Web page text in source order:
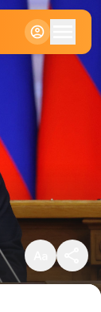
Klein
Standaard
Groot